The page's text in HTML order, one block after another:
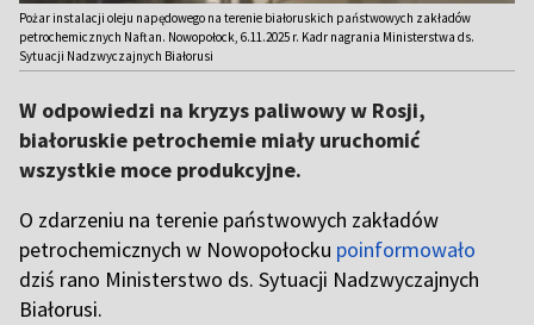
Pożar instalacji oleju napędowego na terenie białoruskich państwowych zakładów
petrochemicznych Naftan. Nowopołock, 6.11.2025 r. Kadr nagrania Ministerstwa ds.
Sytuacji Nadzwyczajnych Białorusi
W odpowiedzi na kryzys paliwowy w Rosji,
białoruskie petrochemie miały uruchomić
wszystkie moce produkcyjne.
O zdarzeniu na terenie państwowych zakładów
petrochemicznych w Nowopołocku poinformowało
dziś rano Ministerstwo ds. Sytuacji Nadzwyczajnych
Białorusi.